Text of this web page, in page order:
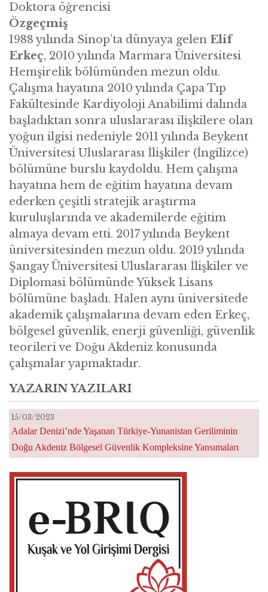
Doktora öğrencisi
Özgeçmiş
1988 yılında Sinop’ta dünyaya gelen Elif
Erkeç, 2010 yılında Marmara Üniversitesi
Hemşirelik bölümünden mezun oldu.
Çalışma hayatına 2010 yılında Çapa Tıp
Fakültesinde Kardiyoloji Anabilimi dalında
başladıktan sonra uluslararası ilişkilere olan
yoğun ilgisi nedeniyle 2011 yılında Beykent
Üniversitesi Uluslararası İlişkiler (İngilizce)
bölümüne burslu kaydoldu. Hem çalışma
hayatına hem de eğitim hayatına devam
ederken çeşitli stratejik araştırma
kuruluşlarında ve akademilerde eğitim
almaya devam etti. 2017 yılında Beykent
üniversitesinden mezun oldu. 2019 yılında
Şangay Üniversitesi Uluslararası İlişkiler ve
Diplomasi bölümünde Yüksek Lisans
bölümüne başladı. Halen aynı üniversitede
akademik çalışmalarına devam eden Erkeç,
bölgesel güvenlik, enerji güvenliği, güvenlik
teorileri ve Doğu Akdeniz konusunda
çalışmalar yapmaktadır.
YAZARIN YAZILARI
15/03/2023
Adalar Denizi’nde Yaşanan Türkiye-Yunanistan Geriliminin
Doğu Akdeniz Bölgesel Güvenlik Kompleksine Yansımaları